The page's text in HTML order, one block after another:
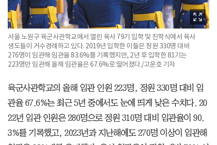
서울 노원구 육군사관학교에서 열린 육사 79기 입학 및 진학식에서 육사
생도들이 거수경례하고 있다. 2019년 입학한 이들은 정원 330명 대비
276명이 임관해 임관율 83.6%를 기록했지만, 2년 후 입학한 81기는
223명만 임관해 올해 임관율은 67.6%로 떨어졌다./고운호 기자
육군사관학교의 올해 임관 인원 223명, 정원 330명 대비 임
관율 67.6%는 최근 5년 중에서도 눈에 띄게 낮은 수치다. 20
22년 임관 인원은 280명으로 정원 310명 대비 임관율이 90.
3%를 기록했고, 2023년과 지난해에도 270명 이상이 임관해